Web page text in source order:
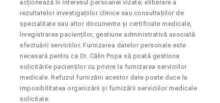
acționează în interesul persoanei vizate; eliberare a
rezultatelor investigațiilor clinice sau consultațiilor de
specialitate sau altor documente și certificate medicale,
înregistrarea pacienților, gestiune administrativă asociată
efectuării serviciilor. Furnizarea datelor personale este
necesară pentru ca Dr. Călin Popa să poată gestiona
solicitările pacienților cu privire la furnizarea serviciilor
medicale. Refuzul furnizării acestor date poate duce la
imposibilitatea organizării și furnizării serviciilor medicale
solicitate.